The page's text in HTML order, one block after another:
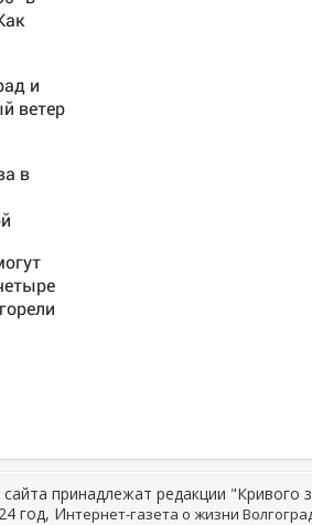
и
ветер
в
хлопок
принадлежат редакции "Кривого
год, Интернет-газета о жизни